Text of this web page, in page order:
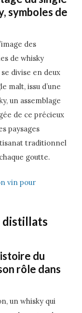
symboles de
des
de whisky
se divise en deux
malt, issu d’une
un assemblage
de ce précieux
paysages
traditionnel
goutte.
vin pour
distillats
du
rôle dans
un whisky qui